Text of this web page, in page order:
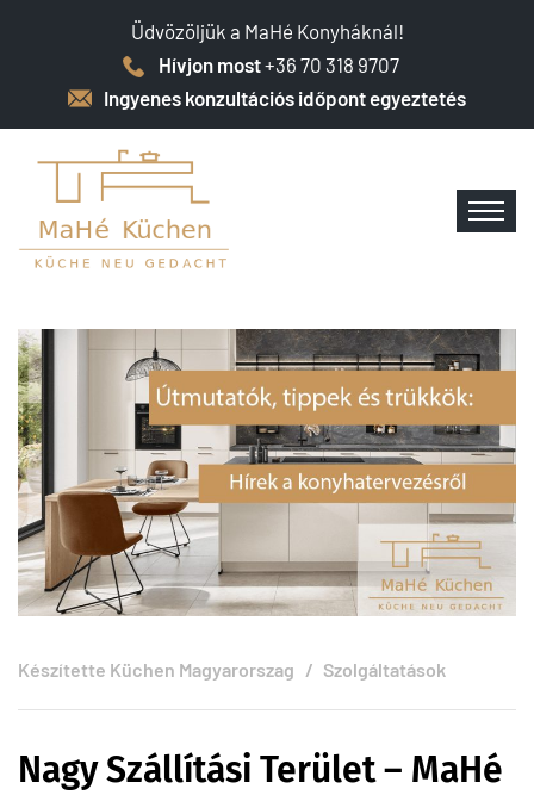
Üdvözöljük a MaHé Konyháknál!
Hívjon most+36 70 318 9707
Ingyenes konzultációs időpont egyeztetés
Készítette Küchen Magyarorszag Szolgáltatások
Nagy Szállítási Terület – MaHé